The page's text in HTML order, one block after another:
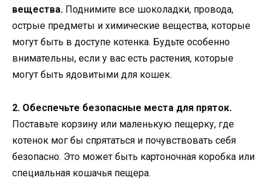
вещества. Поднимите все шоколадки, провода,
острые предметы и химические вещества, которые
могут быть в доступе котенка. Будьте особенно
внимательны, если у вас есть растения, которые
могут быть ядовитыми для кошек.
2. Обеспечьте безопасные места для пряток.
Поставьте корзину или маленькую пещерку, где
котенок мог бы спрятаться и почувствовать себя
безопасно. Это может быть картоночная коробка или
специальная кошачья пещера.